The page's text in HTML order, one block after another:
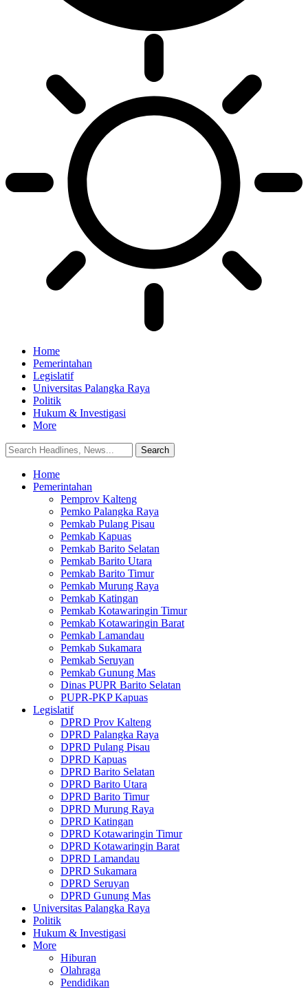
Home
Pemerintahan
Legislatif
Universitas Palangka Raya
Politik
Hukum & Investigasi
More
Home
Pemerintahan
Pemprov Kalteng
Pemko Palangka Raya
Pemkab Pulang Pisau
Pemkab Kapuas
Pemkab Barito Selatan
Pemkab Barito Utara
Pemkab Barito Timur
Pemkab Murung Raya
Pemkab Katingan
Pemkab Kotawaringin Timur
Pemkab Kotawaringin Barat
Pemkab Lamandau
Pemkab Sukamara
Pemkab Seruyan
Pemkab Gunung Mas
Dinas PUPR Barito Selatan
PUPR-PKP Kapuas
Legislatif
DPRD Prov Kalteng
DPRD Palangka Raya
DPRD Pulang Pisau
DPRD Kapuas
DPRD Barito Selatan
DPRD Barito Utara
DPRD Barito Timur
DPRD Murung Raya
DPRD Katingan
DPRD Kotawaringin Timur
DPRD Kotawaringin Barat
DPRD Lamandau
DPRD Sukamara
DPRD Seruyan
DPRD Gunung Mas
Universitas Palangka Raya
Politik
Hukum & Investigasi
More
Hiburan
Olahraga
Pendidikan